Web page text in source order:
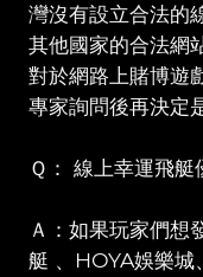
灣沒有設立合法的
其他國家的合法網
對於網路上賭博遊
專家詢問後再決定
Ｑ： 線上幸運飛艇
Ａ：如果玩家們
艇 、HOYA娛樂城